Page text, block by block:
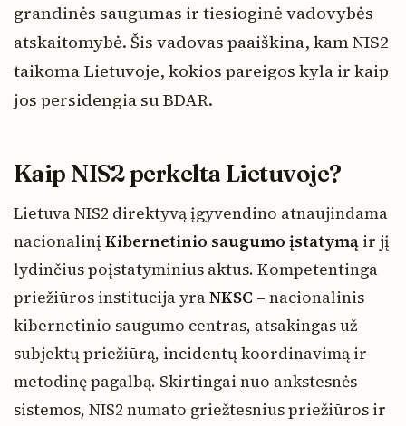
grandinės saugumas ir tiesioginė vadovybės
atskaitomybė. Šis vadovas paaiškina, kam NIS2
taikoma Lietuvoje, kokios pareigos kyla ir kaip
jos persidengia su BDAR.
Kaip NIS2 perkelta Lietuvoje?
Lietuva NIS2 direktyvą įgyvendino atnaujindama
nacionalinį Kibernetinio saugumo įstatymą ir jį
lydinčius poįstatyminius aktus. Kompetentinga
priežiūros institucija yraNKSC – nacionalinis
kibernetinio saugumo centras, atsakingas už
subjektų priežiūrą, incidentų koordinavimą ir
metodinę pagalbą. Skirtingai nuo ankstesnės
sistemos, NIS2 numato griežtesnius priežiūros ir